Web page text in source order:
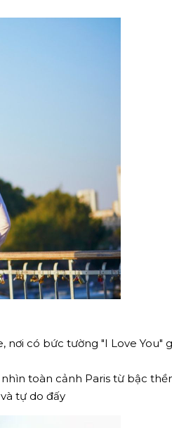
có bức tường "I Love You"
toàn cảnh Paris từ bậc
tự do đấy